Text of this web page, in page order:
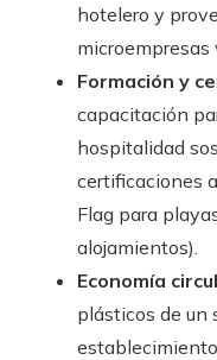
hotelero y
microempresas
Formación y
capacitación
hospitalidad
certificaciones
Flag para
alojamientos).
Economía
plásticos de un